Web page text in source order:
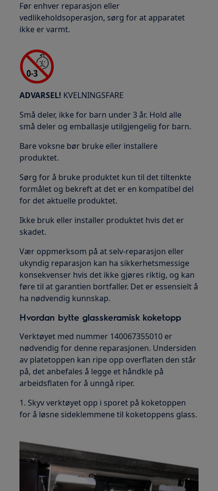
Før enhver reparasjon eller
vedlikeholdsoperasjon, sørg for at apparatet
ikke er varmt.
ADVARSEL! KVELNINGSFARE
Små deler, ikke for barn under 3 år. Hold alle
små deler og emballasje utilgjengelig for barn.
Bare voksne bør bruke eller installere
produktet.
Sørg for å bruke produktet kun til det tiltenkte
formålet og bekreft at det er en kompatibel del
for det aktuelle produktet.
Ikke bruk eller installer produktet hvis det er
skadet.
Vær oppmerksom på at selv-reparasjon eller
ukyndig reparasjon kan ha sikkerhetsmessige
konsekvenser hvis det ikke gjøres riktig, og kan
føre til at garantien bortfaller. Det er essensielt å
ha nødvendig kunnskap.
Hvordan bytte glasskeramisk koketopp
Verktøyet med nummer 140067355010 er
nødvendig for denne reparasjonen. Undersiden
av platetoppen kan ripe opp overflaten den står
på, det anbefales å legge et håndkle på
arbeidsflaten for å unngå riper.
1. Skyv verktøyet opp i sporet på koketoppen
for å løsne sideklemmene til koketoppens glass.